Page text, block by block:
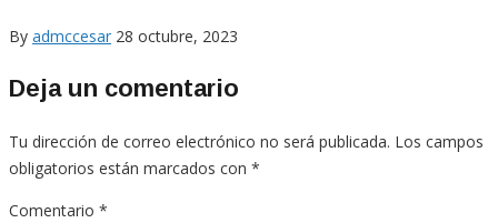
By admccesar 28 octubre, 2023
Deja un comentario
Tu dirección de correo electrónico no será publicada. Los campos
obligatorios están marcados con *
Comentario *